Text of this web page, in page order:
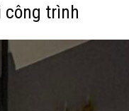
công trình